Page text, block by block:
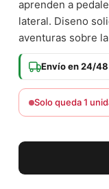
aprenden a
lateral. Diseno
aventuras sobre
Envío en 24/
Solo queda 1